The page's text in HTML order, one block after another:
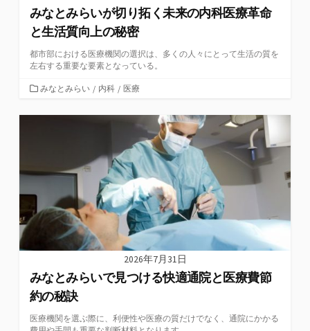
みなとみらいが切り拓く未来の内科医療革命
と生活質向上の秘密
都市部における医療機関の選択は、多くの人々にとって生活の質を
左右する重要な要素となっている。
カ
ゴ
みなとみらい / 内科 / 医療
2026年7月31日
みなとみらいで見つける快適通院と医療費節
約の秘訣
医療機関を選ぶ際に、利便性や医療の質だけでなく、通院にかかる